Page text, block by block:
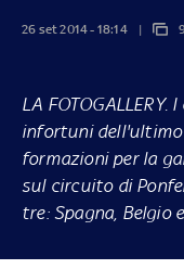
26 set 2014 - 18:14
LA FOTOGALLERY. I
infortuni
formazioni per la
sul circuito di
tre: Spagna, Belgio